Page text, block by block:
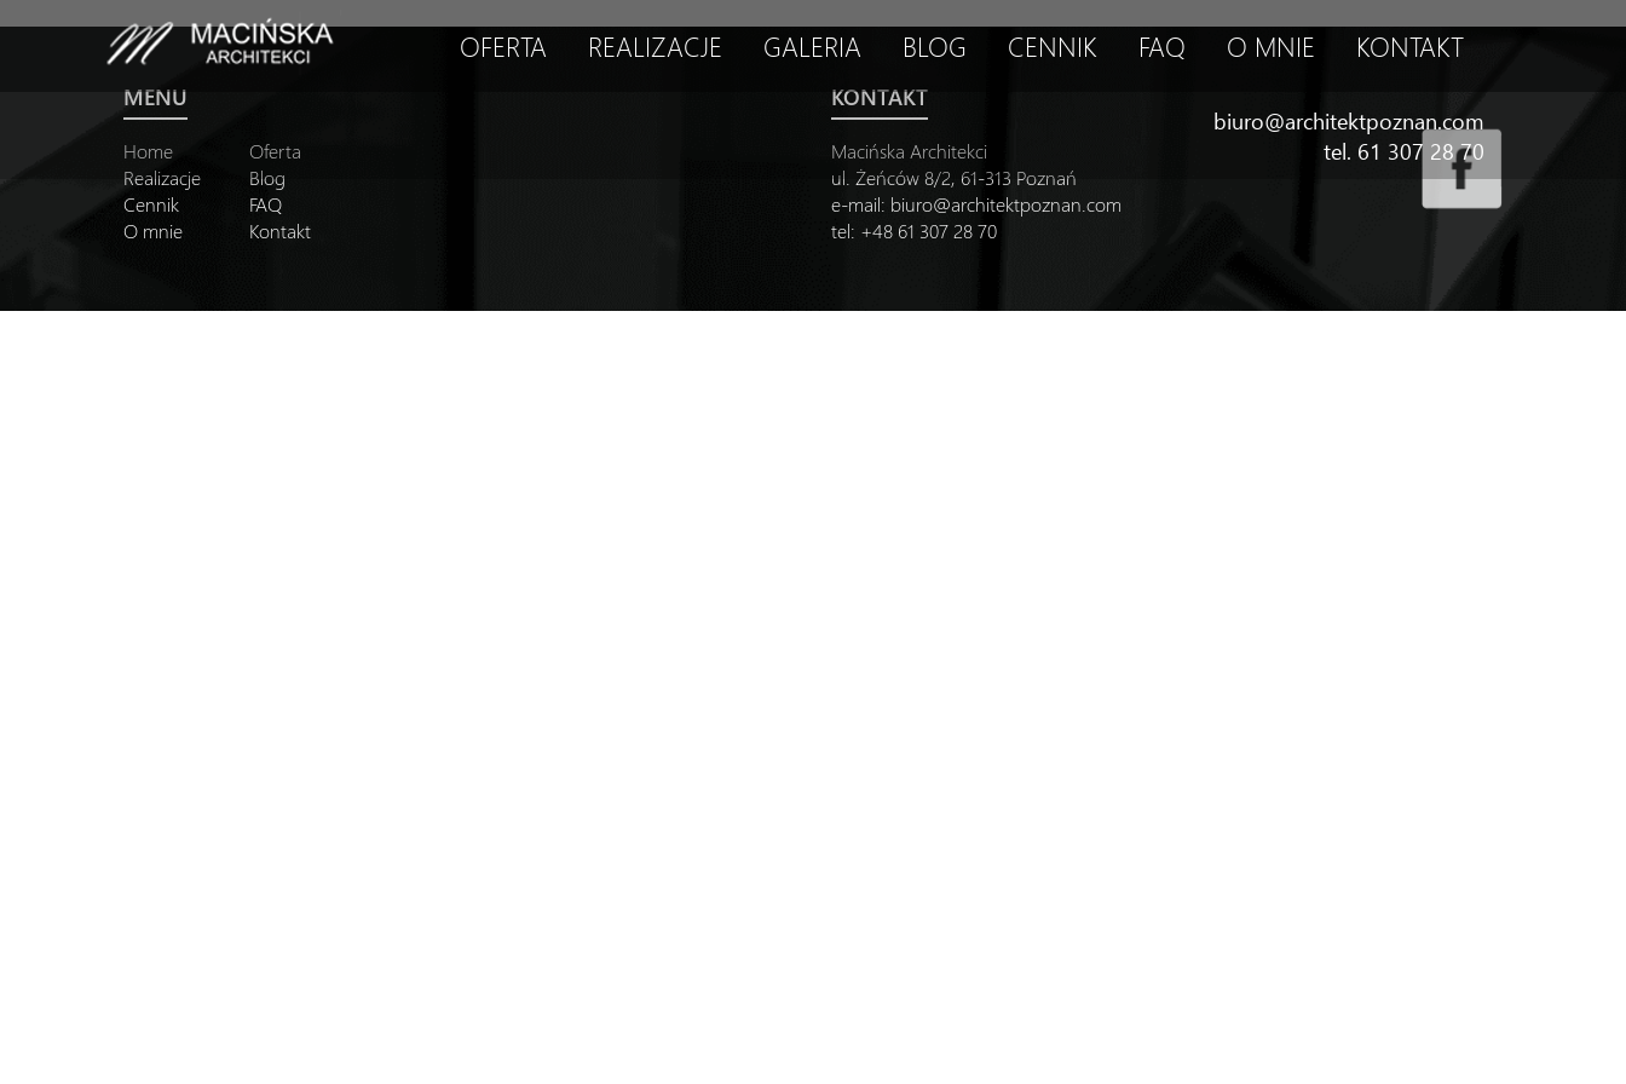
OFERTA REALIZACJE GALERIA BLOG CENNIK FAQ O MNIE KONTAKT
biuro@architektpoznan.com
tel. 61 307 28 70
MENU
Home
Oferta
Realizacje
Blog
Cennik
FAQ
O mnie
Kontakt
KONTAKT
Macińska Architekci
ul. Żeńców 8/2, 61-313 Poznań
e-mail: biuro@architektpoznan.com
tel: +48 61 307 28 70